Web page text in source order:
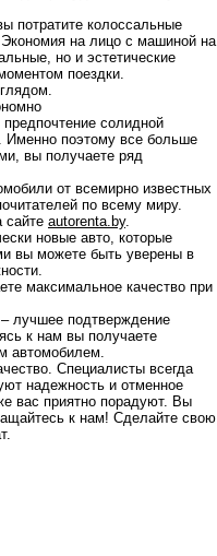
колоссальные
на лицо с машиной на
но и эстетические
поездки.
солидной
Именно поэтому все больше
вы получаете ряд
от всемирно известных
по всему миру.
сайте autorenta.by.
новые авто, которые
вы можете быть уверены в
максимальное качество при
подтверждение
к нам вы получаете
автомобилем.
Специалисты всегда
надежность и отменное
вас приятно порадуют. Вы
к нам! Сделайте свою